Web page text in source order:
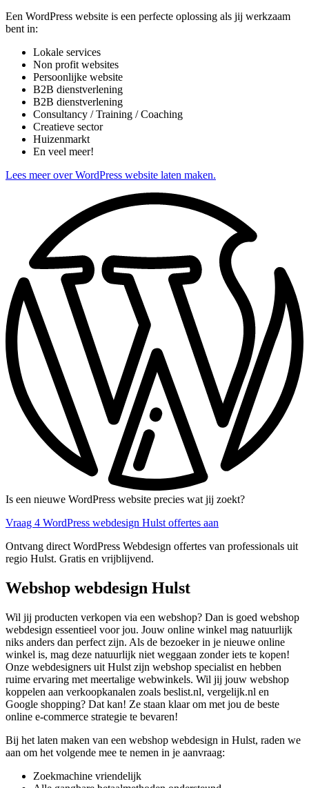
Een WordPress website is een perfecte oplossing als jij werkzaam
bent in:
Lokale services
Non profit websites
Persoonlijke website
B2B dienstverlening
B2B dienstverlening
Consultancy / Training / Coaching
Creatieve sector
Huizenmarkt
En veel meer!
Lees meer over WordPress website laten maken.
Is een nieuwe WordPress website precies wat jij zoekt?
Vraag 4 WordPress webdesign Hulst offertes aan
Ontvang direct WordPress Webdesign offertes van professionals uit
regio Hulst. Gratis en vrijblijvend.
Webshop webdesign Hulst
Wil jij producten verkopen via een webshop? Dan is goed webshop
webdesign essentieel voor jou. Jouw online winkel mag natuurlijk
niks anders dan perfect zijn. Als de bezoeker in je nieuwe online
winkel is, mag deze natuurlijk niet weggaan zonder iets te kopen!
Onze webdesigners uit Hulst zijn webshop specialist en hebben
ruime ervaring met meertalige webwinkels. Wil jij jouw webshop
koppelen aan verkoopkanalen zoals beslist.nl, vergelijk.nl en
Google shopping? Dat kan! Ze staan klaar om met jou de beste
online e-commerce strategie te bevaren!
Bij het laten maken van een webshop webdesign in Hulst, raden we
aan om het volgende mee te nemen in je aanvraag:
Zoekmachine vriendelijk